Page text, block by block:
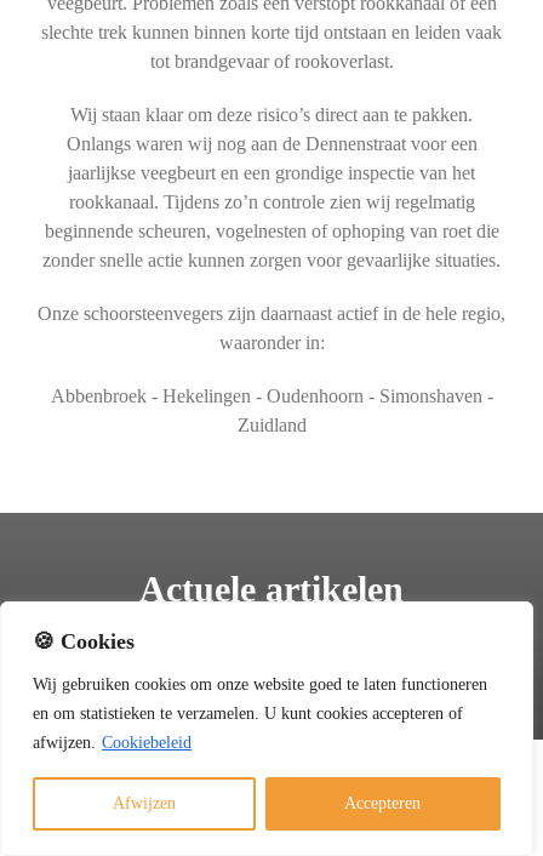
🍪 Cookies
Wij gebruiken cookies om onze website goed te laten functioneren
en om statistieken te verzamelen. U kunt cookies accepteren of
afwijzen. Cookiebeleid
Afwijzen Accepteren
slechte trek kunnen binnen korte tijd ontstaan en leiden vaak
tot brandgevaar of rookoverlast.
Wij staan klaar om deze risico’s direct aan te pakken.
Onlangs waren wij nog aan de Dennenstraat voor een
jaarlijkse veegbeurt en een grondige inspectie van het
rookkanaal. Tijdens zo’n controle zien wij regelmatig
beginnende scheuren, vogelnesten of ophoping van roet die
zonder snelle actie kunnen zorgen voor gevaarlijke situaties.
Onze schoorsteenvegers zijn daarnaast actief in de hele regio,
waaronder in:
Abbenbroek - Hekelingen - Oudenhoorn - Simonshaven -
Zuidland
Actuele artikelen
Kennis en tips die we graag met u delen.
alle artikelen.